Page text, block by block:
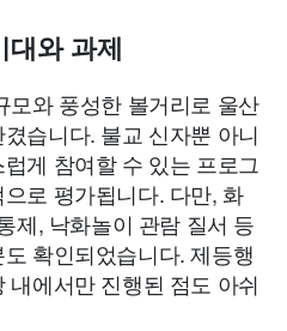
와 과제
모와 풍성한 볼거리로 울산
습니다. 불교 신자뿐 아니
게 참여할 수 있는 프로그
로 평가됩니다. 다만, 화
제, 낙화놀이 관람 질서 등
확인되었습니다. 제등행
내에서만 진행된 점도 아쉬